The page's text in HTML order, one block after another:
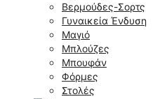
Βερμούδες-Σορτς
Γυναικεία Ένδυση
Μαγιό
Μπλούζες
Μπουφάν
Φόρμες
Στολές